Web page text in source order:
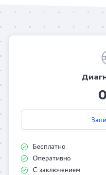
Бесплатно
Оперативно
С заключением